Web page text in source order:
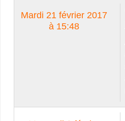
Mardi 21 février 2017
à 15:48